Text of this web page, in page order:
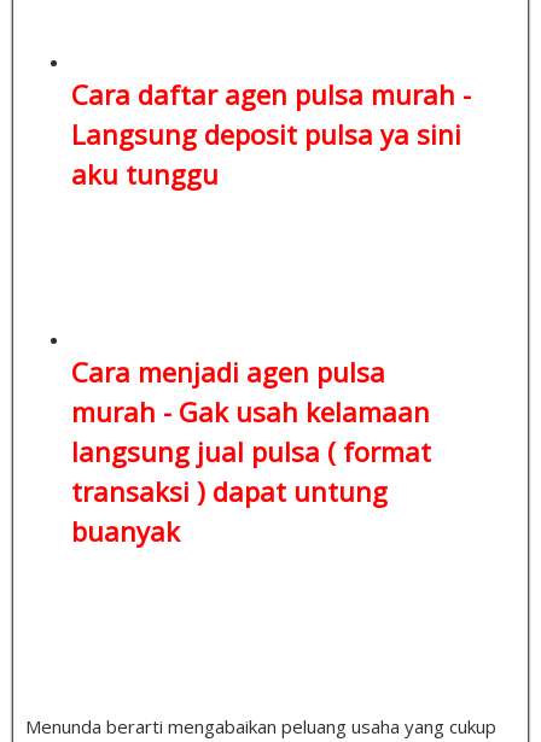
Cara daftar agen pulsa murah -
Langsung deposit pulsa ya sini
aku tunggu
Cara menjadi agen pulsa
murah - Gak usah kelamaan
langsung jual pulsa ( format
transaksi )dapat untung
buanyak
Menunda berarti mengabaikan peluang usaha yang cukup